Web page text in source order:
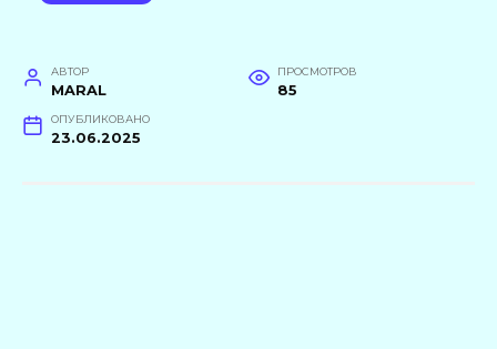
АВТОР
MARAL
ПРОСМОТРОВ
85
ОПУБЛИКОВАНО
23.06.2025